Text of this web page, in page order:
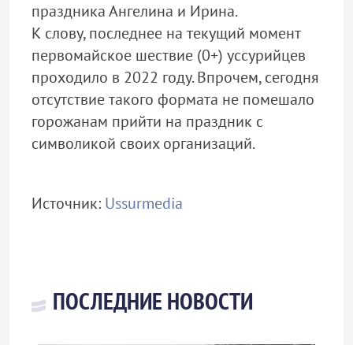
праздника Ангелина и Ирина.
К слову, последнее на текущий момент
первомайское шествие (0+) уссурийцев
проходило в 2022 году. Впрочем, сегодня
отсутствие такого формата не помешало
горожанам прийти на праздник с
символикой своих организаций.
Источник: Ussurmedia
ПОСЛЕДНИЕ НОВОСТИ